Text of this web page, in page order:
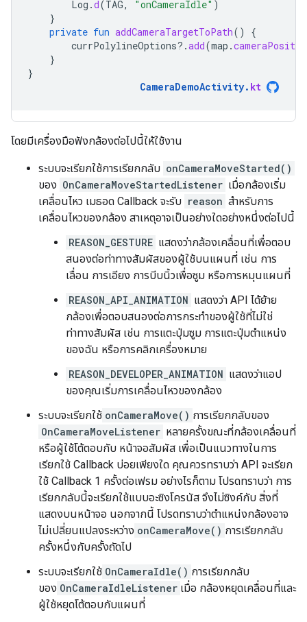
Log .d(TAG, "onCameraIdle" )
}
private fun addCameraTargetToPath()
{
currPolylineOptions?.add(map .
}
}
CameraDemoActivity. kt
โดยมีเครื่องมือฟังกล้องต่อไปนี้ให้ใช้งาน
ระบบจะเรียกใช้การเรียกกลับ onCameraMoveStarted()
ของ OnCameraMoveStartedListener เมื่อกล้องเริ่ม
เคลื่อนไหว เมธอด Callback จะรับ reason สำหรับการ
เคลื่อนไหวของกล้อง สาเหตุอาจเป็นอย่างใดอย่างหนึ่งต่อไปนี้
REASON_GESTURE แสดงว่ากล้องเคลื่อนที่เพื่อตอบ
สนองต่อท่าทางสัมผัสของผู้ใช้บนแผนที่ เช่น การ
เลื่อน การเอียง การบีบนิ้วเพื่อซูม หรือการหมุนแผนที่
REASON_API_ANIMATION แสดงว่า API ได้ย้าย
กล้องเพื่อตอบสนองต่อการกระทำของผู้ใช้ที่ไม่ใช่
ท่าทางสัมผัส เช่น การแตะปุ่มซูม การแตะปุ่มตำแหน่ง
ของฉัน หรือการคลิกเครื่องหมาย
REASON_DEVELOPER_ANIMATION แสดงว่าแอป
ของคุณเริ่มการเคลื่อนไหวของกล้อง
ระบบจะเรียกใช้ onCameraMove() การเรียกกลับของ
OnCameraMoveListener หลายครั้งขณะที่กล้องเคลื่อนที่
หรือผู้ใช้โต้ตอบกับ หน้าจอสัมผัส เพื่อเป็นแนวทางในการ
เรียกใช้ Callback บ่อยเพียงใด คุณควรทราบว่า API จะเรียก
ใช้ Callback 1 ครั้งต่อเฟรม อย่างไรก็ตาม โปรดทราบว่า การ
เรียกกลับนี้จะเรียกใช้แบบอะซิงโครนัส จึงไม่ซิงค์กับ สิ่งที่
แสดงบนหน้าจอ นอกจากนี้ โปรดทราบว่าตำแหน่งกล้องอาจ
ไม่เปลี่ยนแปลงระหว่าง onCameraMove() การเรียกกลับ
ครั้งหนึ่งกับครั้งถัดไป
ระบบจะเรียกใช้ OnCameraIdle() การเรียกกลับ
ของ OnCameraIdleListener เมื่อ กล้องหยุดเคลื่อนที่และ
ผู้ใช้หยุดโต้ตอบกับแผนที่